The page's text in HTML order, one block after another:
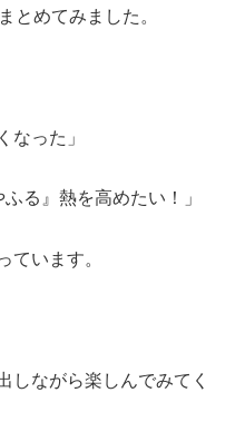
とめてみました。
なった」
る』熱を高めたい！」
ています。
しながら楽しんでみてく